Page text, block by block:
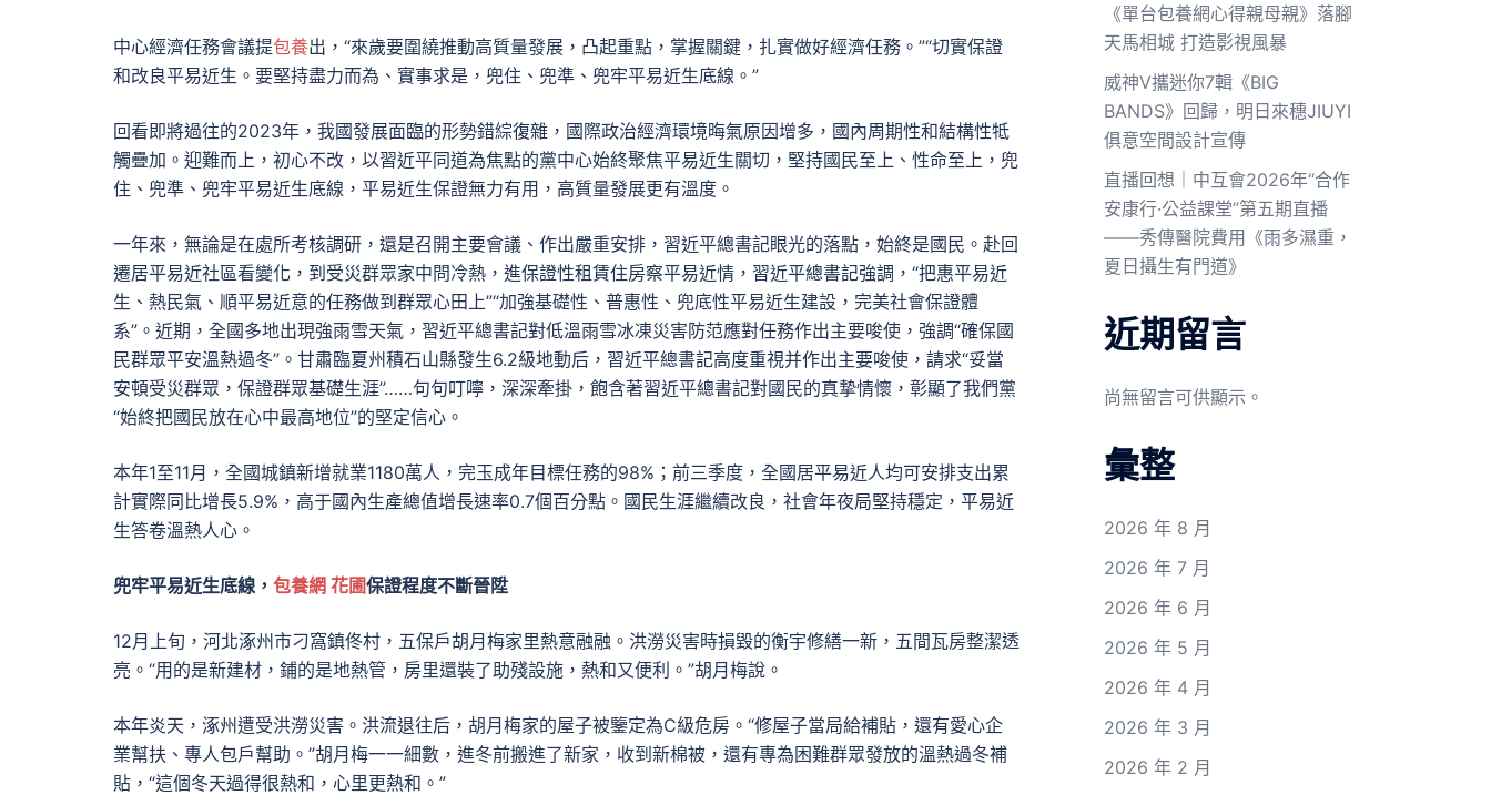
中心經濟任務會議提包養出，“來歲要圍繞推動高質量發展，凸起重點，掌握關鍵，扎實做好經濟任務。”“切實保證
和改良平易近生。要堅持盡力而為、實事求是，兜住、兜準、兜牢平易近生底線。”
回看即將過往的2023年，我國發展面臨的形勢錯綜復雜，國際政治經濟環境晦氣原因增多，國內周期性和結構性牴
觸疊加。迎難而上，初心不改，以習近平同道為焦點的黨中心始終聚焦平易近生關切，堅持國民至上、性命至上，兜
住、兜準、兜牢平易近生底線，平易近生保證無力有用，高質量發展更有溫度。
一年來，無論是在處所考核調研，還是召開主要會議、作出嚴重安排，習近平總書記眼光的落點，始終是國民。赴回
遷居平易近社區看變化，到受災群眾家中問冷熱，進保證性租賃住房察平易近情，習近平總書記強調，“把惠平易近
生、熱民氣、順平易近意的任務做到群眾心田上”“加強基礎性、普惠性、兜底性平易近生建設，完美社會保證體
系”。近期，全國多地出現強雨雪天氣，習近平總書記對低溫雨雪冰凍災害防范應對任務作出主要唆使，強調“確保國
民群眾平安溫熱過冬”。甘肅臨夏州積石山縣發生6.2級地動后，習近平總書記高度重視并作出主要唆使，請求“妥當
安頓受災群眾，保證群眾基礎生涯”……句句叮嚀，深深牽掛，飽含著習近平總書記對國民的真摯情懷，彰顯了我們黨
“始終把國民放在心中最高地位”的堅定信心。
本年1至11月，全國城鎮新增就業1180萬人，完玉成年目標任務的98%；前三季度，全國居平易近人均可安排支出累
計實際同比增長5.9%，高于國內生產總值增長速率0.7個百分點。國民生涯繼續改良，社會年夜局堅持穩定，平易近
生答卷溫熱人心。
兜牢平易近生底線， 包養網 花圃保證程度不斷晉陞
12月上旬，河北涿州市刁窩鎮佟村，五保戶胡月梅家里熱意融融。洪澇災害時損毀的衡宇修繕一新，五間瓦房整潔透
亮。“用的是新建材，鋪的是地熱管，房里還裝了助殘設施，熱和又便利。”胡月梅說。
本年炎天，涿州遭受洪澇災害。洪流退往后，胡月梅家的屋子被鑒定為C級危房。“修屋子當局給補貼，還有愛心企
業幫扶、專人包戶幫助。”胡月梅一一細數，進冬前搬進了新家，收到新棉被，還有專為困難群眾發放的溫熱過冬補
貼，“這個冬天過得很熱和，心里更熱和。”
《單台包養網心得親母親》落腳
天馬相城 打造影視風暴
威神V攜迷你7輯《BIG
BANDS》回歸，明日來穗JIUYI
俱意空間設計宣傳
直播回想｜中互會2026年“合作
安康行·公益課堂”第五期直播
——秀傳醫院費用《雨多濕重，
夏日攝生有門道》
近期留言
尚無留言可供顯示。
彙整
2026 年 8 月
2026 年 7 月
2026 年 6 月
2026 年 5 月
2026 年 4 月
2026 年 3 月
2026 年 2 月